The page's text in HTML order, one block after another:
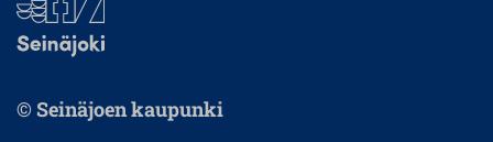
© Seinäjoen kaupunki